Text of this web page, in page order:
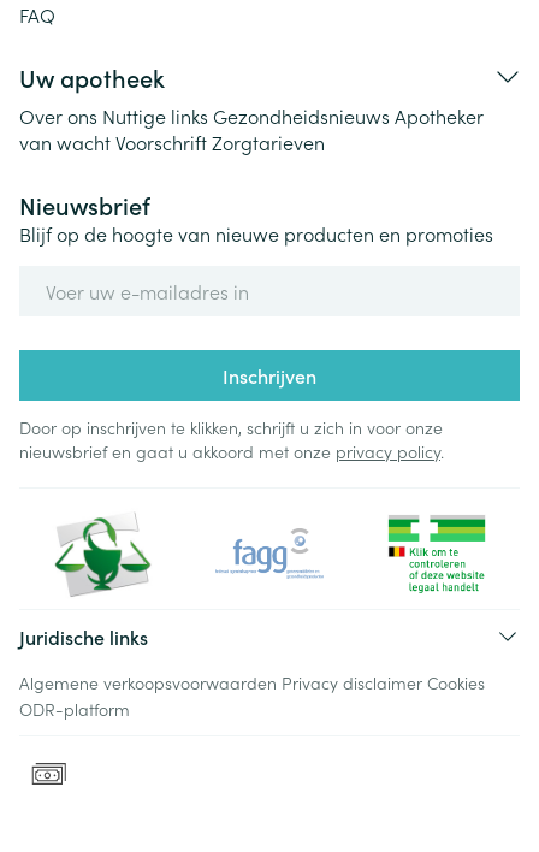
FAQ
Uw apotheek
Over ons Nuttige links Gezondheidsnieuws Apotheker
van wachtVoorschriftZorgtarieven
Nieuwsbrief
Blijf op de hoogte van nieuwe producten en promoties
Inschrijven
Door op inschrijven te klikken, schrijft u zich in voor onze
nieuwsbrief en gaat u akkoord met onze privacy policy.
Juridische links
Algemene verkoopsvoorwaarden Privacy disclaimer Cookies
ODR-platform